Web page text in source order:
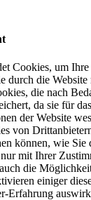
Cookies, um
durch die
die nach
da sie für
der Website
von
können, wie Sie
mit Ihrer
die
einiger
Erfahrung